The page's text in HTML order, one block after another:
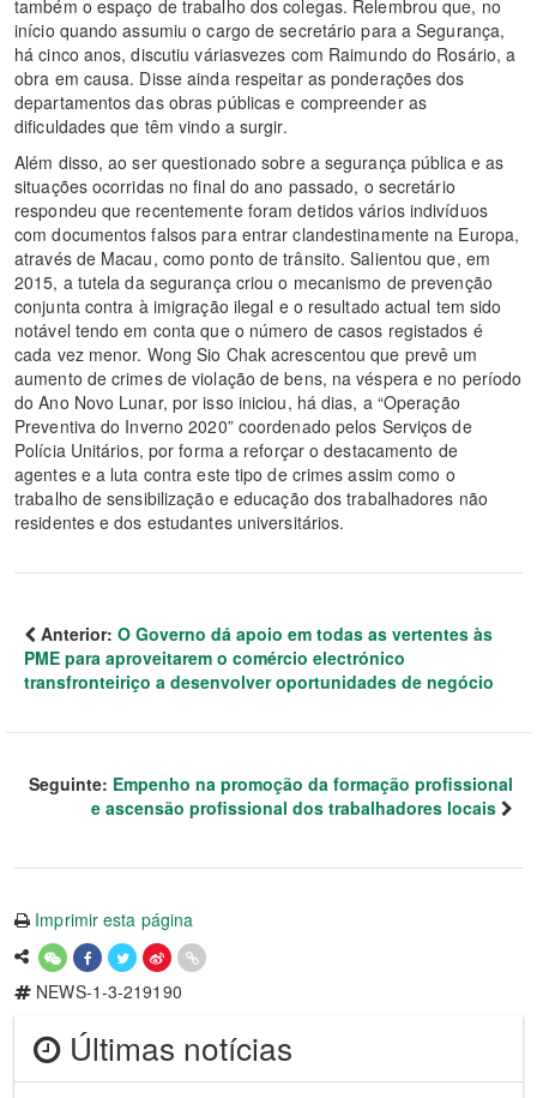
também o espaço de trabalho dos colegas. Relembrou que, no
início quando assumiu o cargo de secretário para a Segurança,
há cinco anos, discutiu váriasvezes com Raimundo do Rosário, a
obra em causa. Disse ainda respeitar as ponderações dos
departamentos das obras públicas e compreender as
dificuldades que têm vindo a surgir.
Além disso, ao ser questionado sobre a segurança pública e as
situações ocorridas no final do ano passado, o secretário
respondeu que recentemente foram detidos vários indivíduos
com documentos falsos para entrar clandestinamente na Europa,
através de Macau, como ponto de trânsito. Salientou que, em
2015, a tutela da segurança criou o mecanismo de prevenção
conjunta contra à imigração ilegal e o resultado actual tem sido
notável tendo em conta que o número de casos registados é
cada vez menor. Wong Sio Chak acrescentou que prevê um
aumento de crimes de violação de bens, na véspera e no período
do Ano Novo Lunar, por isso iniciou, há dias, a “Operação
Preventiva do Inverno 2020” coordenado pelos Serviços de
Polícia Unitários, por forma a reforçar o destacamento de
agentes e a luta contra este tipo de crimes assim como o
trabalho de sensibilização e educação dos trabalhadores não
residentes e dos estudantes universitários.
Anterior: O Governo dá apoio em todas as vertentes às
PME para aproveitarem o comércio electrónico
transfronteiriço a desenvolver oportunidades de negócio
Seguinte: Empenho na promoção da formação profissional
e ascensão profissional dos trabalhadores locais
Imprimir esta página
NEWS-1-3-219190
Últimas notícias